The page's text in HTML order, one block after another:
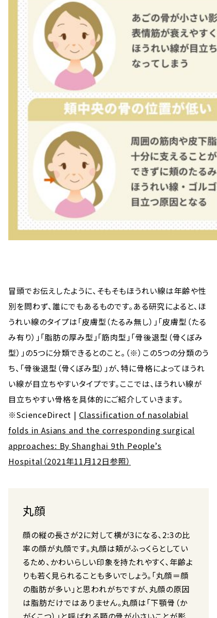
冒頭でお伝えしたように、そもそもほうれい線は年齢や性
別を問わず、誰にでもあるものです。ある研究によると、ほ
うれい線のタイプは「皮膚型（たるみ無し）」「皮膚型（たる
み有り）」「脂肪の厚み型」「筋肉型」「骨後退型（骨くぼみ
型）」の5つに分類できるとのこと。（※）この5つの分類のう
ち、「骨後退型（骨くぼみ型）」が、特に骨格によってほうれ
い線が目立ちやすいタイプです。ここでは、ほうれい線が
目立ちやすい骨格を具体的にご紹介していきます。
※ScienceDirect | Classification of nasolabial
folds in Asians and the corresponding surgical
approaches: By Shanghai 9th People’s
Hospital（2021年11月12日参照）
丸顔
顔の縦の長さが2に対して横が3になる、2:3の比
率の顔が丸顔です。丸顔は頬がふっくらとしてい
るため、かわいらしい印象を持たれやすく、年齢よ
りも若く見られることも多いでしょう。「丸顔＝顔
の脂肪が多い」と思われがちですが、丸顔の原因
は脂肪だけではありません。丸顔は「下顎骨（か